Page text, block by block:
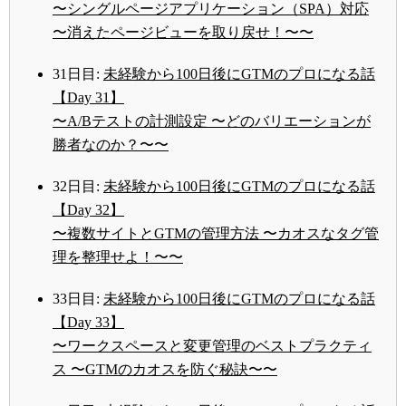
〜シングルページアプリケーション（SPA）対応
〜消えたページビューを取り戻せ！〜〜
31日目: 未経験から100日後にGTMのプロになる話
【Day 31】
〜A/Bテストの計測設定 〜どのバリエーションが
勝者なのか？〜〜
32日目: 未経験から100日後にGTMのプロになる話
【Day 32】
〜複数サイトとGTMの管理方法 〜カオスなタグ管
理を整理せよ！〜〜
33日目: 未経験から100日後にGTMのプロになる話
【Day 33】
〜ワークスペースと変更管理のベストプラクティ
ス 〜GTMのカオスを防ぐ秘訣〜〜